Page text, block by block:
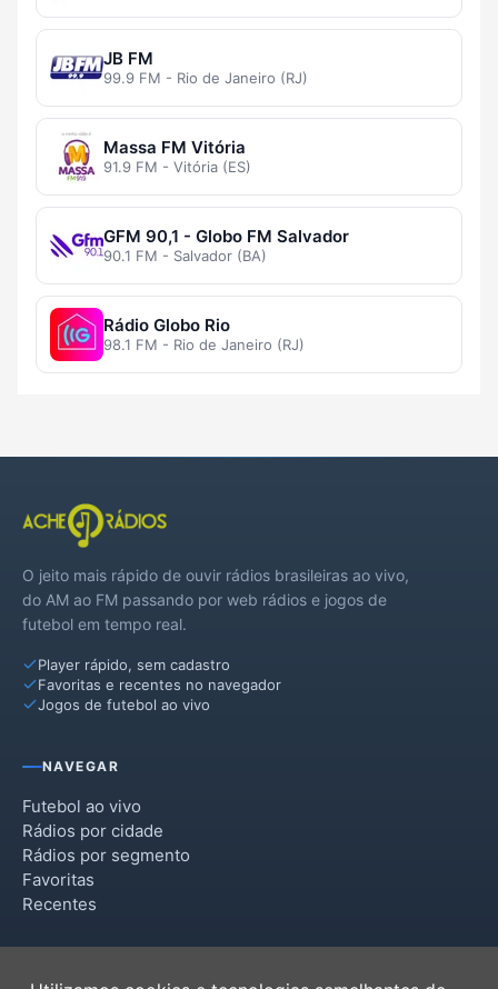
JB FM
99.9 FM - Rio de Janeiro (RJ)
Massa FM Vitória
91.9 FM - Vitória (ES)
GFM 90,1 - Globo FM Salvador
90.1 FM - Salvador (BA)
Rádio Globo Rio
98.1 FM - Rio de Janeiro (RJ)
O jeito mais rápido de ouvir rádios brasileiras ao vivo,
do AM ao FM passando por web rádios e jogos de
futebol em tempo real.
Player rápido, sem cadastro
Favoritas e recentes no navegador
Jogos de futebol ao vivo
NAVEGAR
Futebol ao vivo
Rádios por cidade
Rádios por segmento
Favoritas
Recentes